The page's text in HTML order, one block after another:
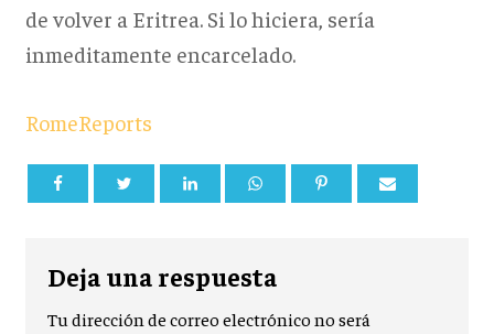
de volver a Eritrea. Si lo hiciera, sería
inmeditamente encarcelado.
RomeReports
Deja una respuesta
Tu dirección de correo electrónico no será